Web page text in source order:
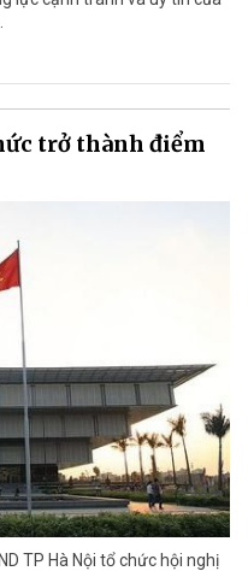
trở thành điểm
TP Hà Nội tổ chức hội nghị